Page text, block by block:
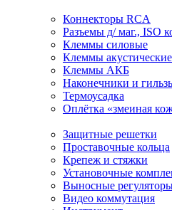
Коннекторы RCA
Разъемы д/ маг., ISO
Клеммы силовые
Клеммы акустические
Клеммы АКБ
Наконечники и
Термоусадка
Оплётка «змеиная
Защитные решетки
Проставочные кольца
Крепеж и стяжки
Установочные
Выносные
Видео коммутация